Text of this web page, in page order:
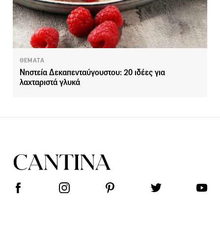
ΘΕΜΑΤΑ
Νηστεία Δεκαπενταύγουστου: 20 ιδέες για
λαχταριστά γλυκά